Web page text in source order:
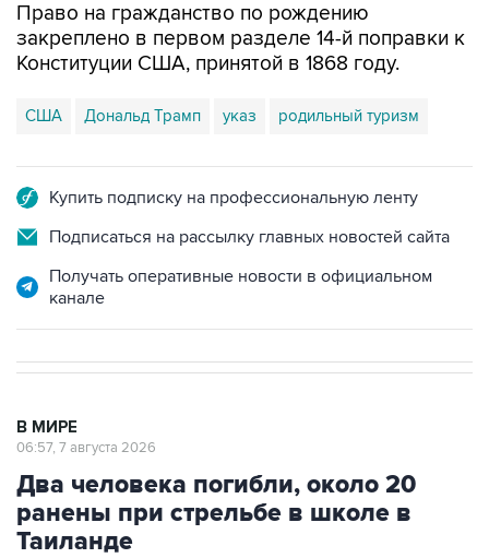
Право на гражданство по рождению
закреплено в первом разделе 14-й поправки к
Конституции США, принятой в 1868 году.
США Дональд Трамп указ родильный туризм
Купить подписку на профессиональную ленту
Подписаться на рассылку главных новостей сайта
Получать оперативные новости в официальном
канале
В МИРЕ
06:57, 7 августа 2026
Два человека погибли, около 20
ранены при стрельбе в школе в
Таиланде